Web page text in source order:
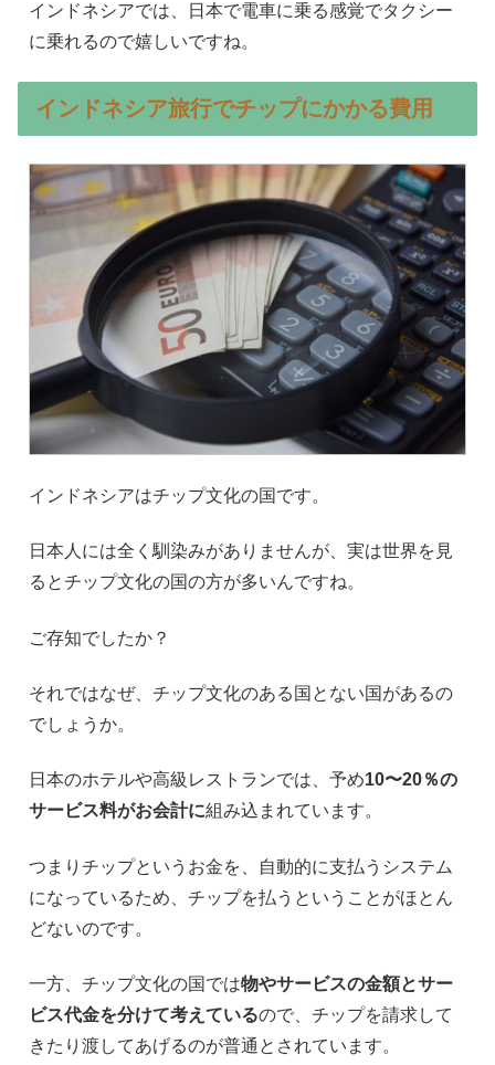
インドネシアでは、日本で電車に乗る感覚でタクシー
に乗れるので嬉しいですね。
インドネシア旅行でチップにかかる費用
インドネシアはチップ文化の国です。
日本人には全く馴染みがありませんが、実は世界を見
るとチップ文化の国の方が多いんですね。
ご存知でしたか？
それではなぜ、チップ文化のある国とない国があるの
でしょうか。
日本のホテルや高級レストランでは、予め10〜20％の
サービス料がお会計に組み込まれています。
つまりチップというお金を、自動的に支払うシステム
になっているため、チップを払うということがほとん
どないのです。
一方、チップ文化の国では物やサービスの金額とサー
ビス代金を分けて考えているので、チップを請求して
きたり渡してあげるのが普通とされています。